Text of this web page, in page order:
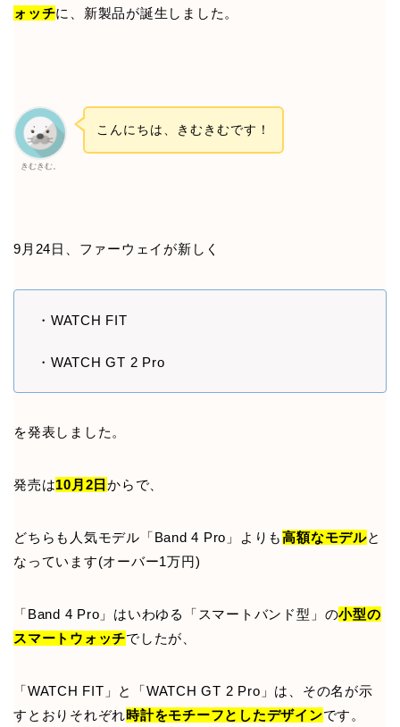
ォッチに、新製品が誕生しました。
きむきむ。
こんにちは、きむきむです！
9月24日、ファーウェイが新しく
・WATCH FIT
・WATCH GT 2 Pro
を発表しました。
発売は10月2日からで、
どちらも人気モデル「Band 4 Pro」よりも高額なモデルと
なっています(オーバー1万円)
「Band 4 Pro」はいわゆる「スマートバンド型」の小型の
スマートウォッチでしたが、
「WATCH FIT」と「WATCH GT 2 Pro」は、その名が示
すとおりそれぞれ時計をモチーフとしたデザインです。